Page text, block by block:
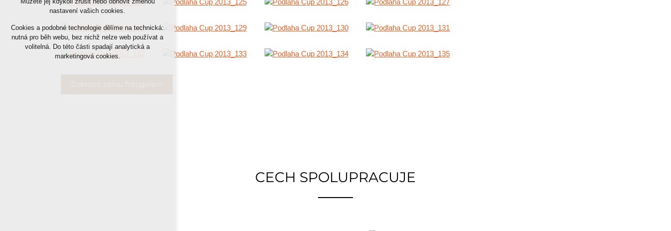
CECH SPOLUPRACUJE
Více informací o cookies na našem webu
Přijmout všechny cookies
nastavení vašich cookies.
Cookies a podobné technologie dělíme na technická:
nutná pro běh webu, bez nichž nelze web používat a
volitelná. Do této části spadají analytická a
marketingová cookies.